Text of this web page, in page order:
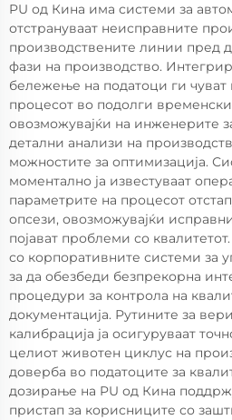
PU од Кина има системи за
отстрануваат неисправните
производствените линии пред
фази на производство.
бележење на податоци ги чуват
процесот во подолги
овозможувајќи на инженерите
детални анализи на
можностите за оптимизација.
моментално ја известуваат
параметрите на процесот
опсези, овозможувајќи
појават проблеми со
со корпоративните системи за
за да обезбеди безпрекорна
процедури за контрола на
документација. Рутините за
калибрација ја осигуруваат
целиот животен циклус на
доверба во податоците за
дозирање на PU од Кина
пристап за корисниците со